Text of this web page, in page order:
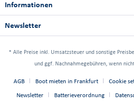
Informationen
Newsletter
* Alle Preise inkl. Umsatzsteuer und sonstige
und ggf. Nachnahmegebühren, wenn
AGB Boot mieten in Frankfurt Cookie
Newsletter Batterieverordnung